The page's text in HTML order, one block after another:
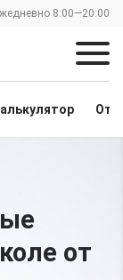
8:00—20:00
от